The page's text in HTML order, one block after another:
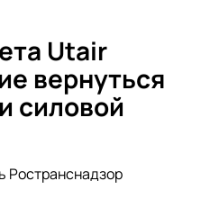
Utair
вернуться
силовой
Ространснадзор